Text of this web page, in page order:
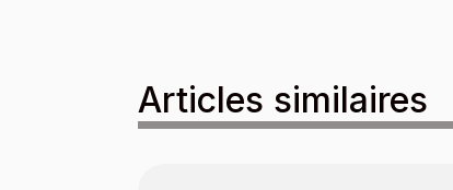
Articles similaires